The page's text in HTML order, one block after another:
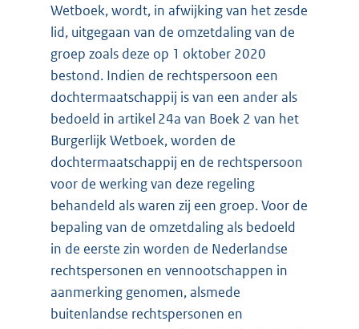
Wetboek, wordt, in afwijking van het zesde
lid, uitgegaan van de omzetdaling van de
groep zoals deze op 1 oktober 2020
bestond. Indien de rechtspersoon een
dochtermaatschappij is van een ander als
bedoeld in artikel 24a van Boek 2 van het
Burgerlijk Wetboek, worden de
dochtermaatschappij en de rechtspersoon
voor de werking van deze regeling
behandeld als waren zij een groep. Voor de
bepaling van de omzetdaling als bedoeld
in de eerste zin worden de Nederlandse
rechtspersonen en vennootschappen in
aanmerking genomen, alsmede
buitenlandse rechtspersonen en